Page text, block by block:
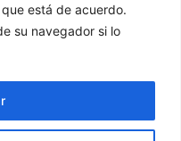
está de acuerdo.
su navegador si lo